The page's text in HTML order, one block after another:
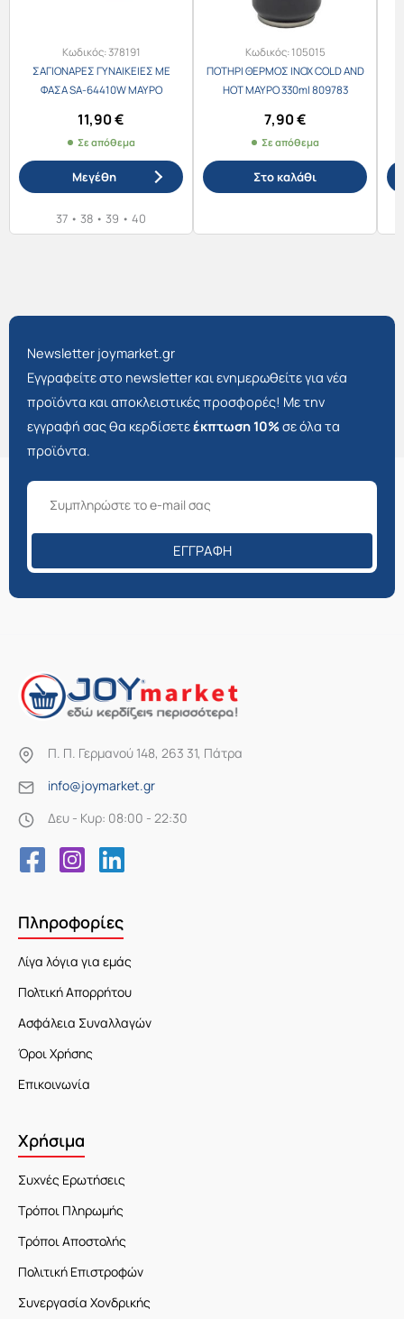
Κωδικός:378191
ΣΑΓΙΟΝΑΡΕΣ ΓΥΝΑΙΚΕΙΕΣ ΜΕ
ΦΑΣΑ SA-64410W ΜΑΥΡΟ
11,90€
Σε απόθεμα
Μεγέθη
37 • 38 • 39 • 40
Αυτό
πολλαπλές
παραλλαγές.
επιλογές
μπορούν
σελίδα
του
Κωδικός:105015
ΠΟΤΗΡΙ ΘΕΡΜΟΣ INOX COLD AND
HOT ΜΑΥΡΟ 330ml 809783
7,90€
Σε απόθεμα
Στο καλάθι
Newsletter joymarket.gr
Εγγραφείτε στο newsletter και ενημερωθείτε για νέα
προϊόντα και αποκλειστικές προσφορές! Με την
εγγραφή σας θα κερδίσετεέκπτωση 10%σε όλα τα
προϊόντα.
ΕΓΓΡΑΦΉ
Π. Π. Γερμανού 148, 263 31, Πάτρα
info@joymarket.gr
Δευ - Κυρ: 08:00 - 22:30
Πληροφορίες
Λίγα λόγια για εμάς
Πολτική Απορρήτου
Ασφάλεια Συναλλαγών
Όροι Χρήσης
Επικοινωνία
Χρήσιμα
Συχνές Ερωτήσεις
Τρόποι Πληρωμής
Τρόποι Αποστολής
Πολιτική Επιστροφών
Συνεργασία Χονδρικής